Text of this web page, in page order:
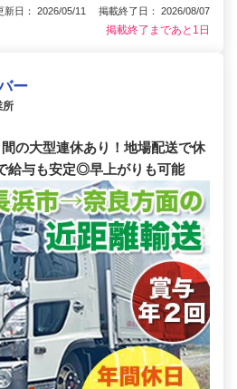
新日： 2026/05/11 掲載終了日： 2026/08/07
掲載終了まであと1日
ー
所
の大型連休あり！地場配送で休
給与も安定◎早上がりも可能